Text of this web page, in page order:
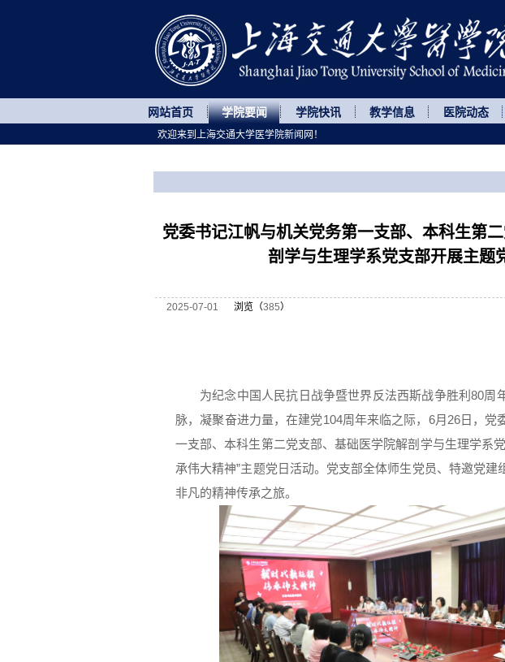
网站首页 学院要闻 学院快讯 教学信息 医院动态
党委书记江帆与机关党务第一支部、本科生第
剖学与生理学系党支部开展主题
2025-07-01 浏览（385）
为纪念中国人民抗日战争暨世界反法西斯战争胜利80周
脉，凝聚奋进力量，在建党104周年来临之际，6月26日，党
一支部、本科生第二党支部、基础医学院解剖学与生理学系
承伟大精神”主题党日活动。党支部全体师生党员、特邀党建
非凡的精神传承之旅。
欢迎来到上海交通大学医学院新闻网！